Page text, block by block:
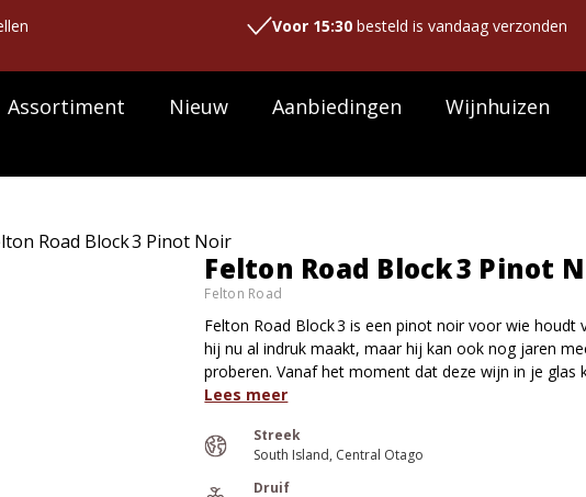
Voor 15:30besteld is vandaag verzonden
Assortiment Nieuw Aanbiedingen Wijnhuizen
Road Block 3 Pinot Noir
Felton Road Block 3 Pinot
Felton Road
Felton Road Block 3 is een pinot noir voor wie
hij nu al indruk maakt, maar hij kan ook nog jaren
proberen. Vanaf het moment dat deze wijn in je
Lees meer
Streek
South Island Central Otago
Druif